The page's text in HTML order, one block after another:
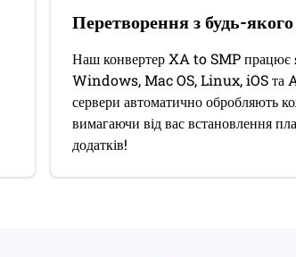
Перетворення з будь-
Наш конвертер XA to SMP працює
Windows, Mac OS, Linux, iOS та
сервери автоматично обробляють
вимагаючи від вас встановлення
додатків!